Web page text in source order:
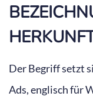
Der Begriff setzt
Ads, englisch für